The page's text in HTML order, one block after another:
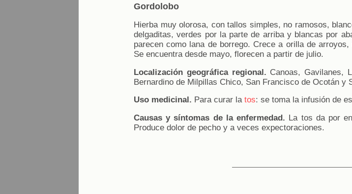
Gordolobo
Hierba muy olorosa, con tallos simples, no ramosos,
delgaditas, verdes por la parte de arriba y blancas por
parecen como lana de borrego. Crece a orilla de
Se encuentra desde mayo, florecen a partir de julio.
Localización geográfica regional. Canoas, Gavilanes,
Bernardino de Milpillas Chico, San Francisco de Ocotán y
Uso medicinal. Para curar la tos: se toma la infusión de
Causas y síntomas de la enfermedad. La tos da por
Produce dolor de pecho y a veces expectoraciones.